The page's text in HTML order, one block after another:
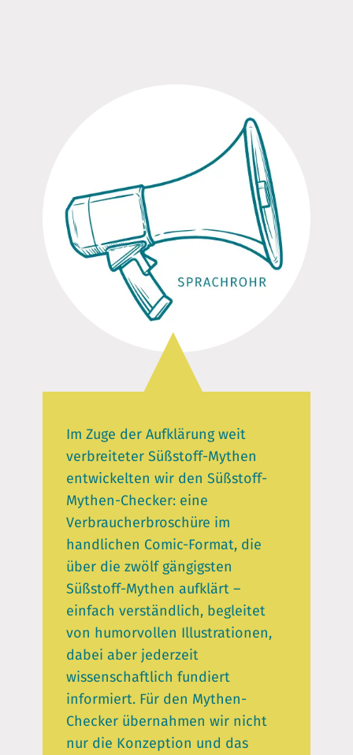
Im Zuge der Aufklärung weit
verbreiteter Süßstoff-Mythen
entwickelten wir den Süßstoff-
Mythen-Checker: eine
Verbraucherbroschüre im
handlichen Comic-Format, die
über die zwölf gängigsten
Süßstoff-Mythen aufklärt –
einfach verständlich, begleitet
von humorvollen Illustrationen,
dabei aber jederzeit
wissenschaftlich fundiert
informiert. Für den Mythen-
Checker übernahmen wir nicht
nur die Konzeption und das